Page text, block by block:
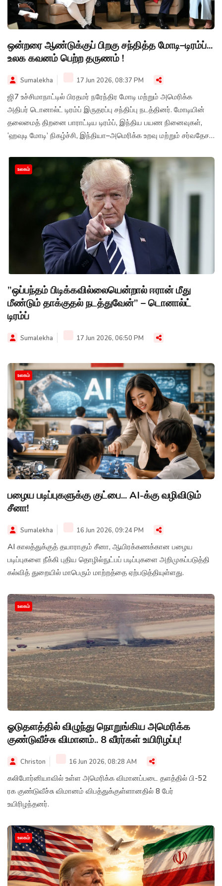
ஒன்றரை ஆண்டுக்குப் பிறகு சந்தித்த மோடி–டிரம்ப்...
உலக கவனம் பெற்ற தருணம் !
Sumalekha 17 Jun 2026, 08:37 PM
ஜி7 உச்சிமாநாட்டில் பிரதமர் நரேந்திர மோடி மற்றும் அமெரிக்க
அதிபர் டொனால்ட் டிரம்ப் இருதரப்பு சந்திப்பு நடத்தினர். மோடியின்
தலைமைத் திறனை பாராட்டிய டிரம்ப், இந்திய பயண நினைவுகள்,
‘ஹவுடி மோடி’ நிகழ்ச்சி, இந்தியா–அமெரிக்க உறவு மற்றும் சர்வதேச
உலகம்
”ஒப்பந்தம் பிடிக்கவில்லையென்றால் ஈரான் மீது
மீண்டும் தாக்குதல் நடத்துவேன்” – டொனால்ட்
டிரம்ப்
Sumalekha 17 Jun 2026, 06:50 PM
உலகம்
பழைய படிப்புகளுக்கு குட்பை... AI-க்கு வழிவிடும்
சீனா!
Sumalekha 16 Jun 2026, 09:24 PM
AI காலத்துக்குத் தயாராகும் சீனா, ஆயிரக்கணக்கான பழைய
படிப்புகளை நீக்கி புதிய தொழில்நுட்பப் படிப்புகளை அறிமுகப்படுத்தி
கல்வித் துறையில் மாபெரும் மாற்றத்தை ஏற்படுத்தியுள்ளது.
உலகம்
ஓடுதளத்தில் விழுந்து நொறுங்கிய அமெரிக்க
குண்டுவீச்சு விமானம்.. 8 வீரர்கள் உயிரிழப்பு!
Christon 16 Jun 2026, 08:28 AM
கலிபோர்னியாவில் உள்ள அமெரிக்க விமானப்படை தளத்தில் பி-52
ரக குண்டுவீச்சு விமானம் விபத்துக்குள்ளானதில் 8 பேர்
உயிரிழந்தனர்.
உலகம்